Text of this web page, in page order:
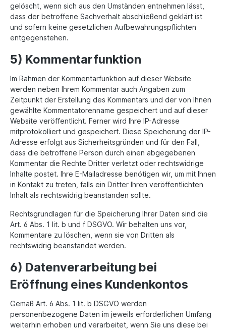
gelöscht, wenn sich aus den Umständen entnehmen lässt,
dass der betroffene Sachverhalt abschließend geklärt ist
und sofern keine gesetzlichen Aufbewahrungspflichten
entgegenstehen.
5) Kommentarfunktion
Im Rahmen der Kommentarfunktion auf dieser Website
werden neben Ihrem Kommentar auch Angaben zum
Zeitpunkt der Erstellung des Kommentars und der von Ihnen
gewählte Kommentatorenname gespeichert und auf dieser
Website veröffentlicht. Ferner wird Ihre IP-Adresse
mitprotokolliert und gespeichert. Diese Speicherung der IP-
Adresse erfolgt aus Sicherheitsgründen und für den Fall,
dass die betroffene Person durch einen abgegebenen
Kommentar die Rechte Dritter verletzt oder rechtswidrige
Inhalte postet. Ihre E-Mailadresse benötigen wir, um mit Ihnen
in Kontakt zu treten, falls ein Dritter Ihren veröffentlichten
Inhalt als rechtswidrig beanstanden sollte.
Rechtsgrundlagen für die Speicherung Ihrer Daten sind die
Art. 6 Abs. 1 lit. b und f DSGVO. Wir behalten uns vor,
Kommentare zu löschen, wenn sie von Dritten als
rechtswidrig beanstandet werden.
6) Datenverarbeitung bei
Eröffnung eines Kundenkontos
Gemäß Art. 6 Abs. 1 lit. b DSGVO werden
personenbezogene Daten im jeweils erforderlichen Umfang
weiterhin erhoben und verarbeitet, wenn Sie uns diese bei